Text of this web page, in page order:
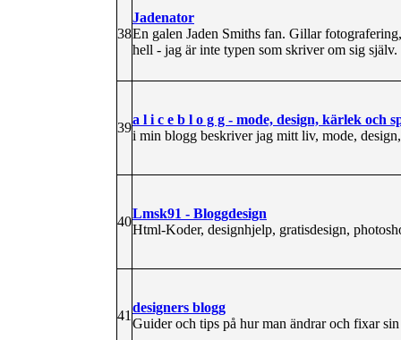
38
Jadenator
En galen Jaden Smiths fan. Gillar
hell - jag är inte typen som skriver om sig
39
a l i c e b l o g g - mode, design, kärlek och
i min blogg beskriver jag mitt liv, mode,
40
Lmsk91 - Bloggdesign
Html-Koder, designhjelp, gratisdesign,
41
designers blogg
Guider och tips på hur man ändrar och fixar